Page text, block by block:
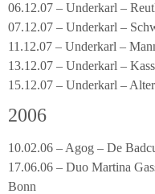
06.12.07 – Underkarl –
07.12.07 – Underkarl –
11.12.07 – Underkarl –
13.12.07 – Underkarl –
15.12.07 – Underkarl –
2006
10.02.06 – Agog – De
17.06.06 – Duo Martina
Bonn